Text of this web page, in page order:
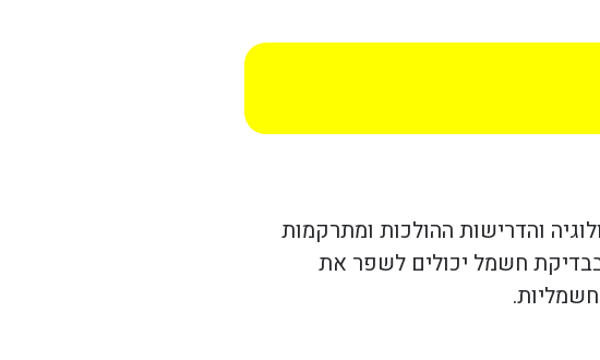
והדרישות ההולכות ומתרקמות
חשמל יכולים לשפר את